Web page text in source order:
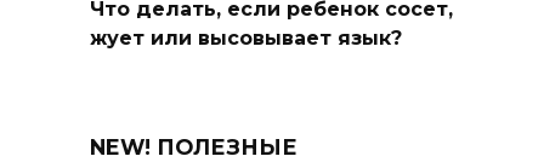
Что делать, если ребенок сосет,
жует или высовывает язык?
NEW! ПОЛЕЗНЫЕ